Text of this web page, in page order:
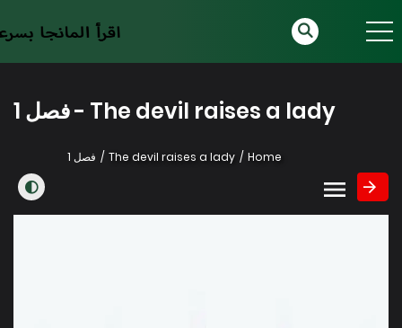
The devil raises a lady - فصل 1
Home
The devil raises a lady فصل 1